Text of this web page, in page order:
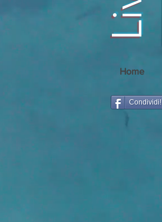
Home
Condividi!